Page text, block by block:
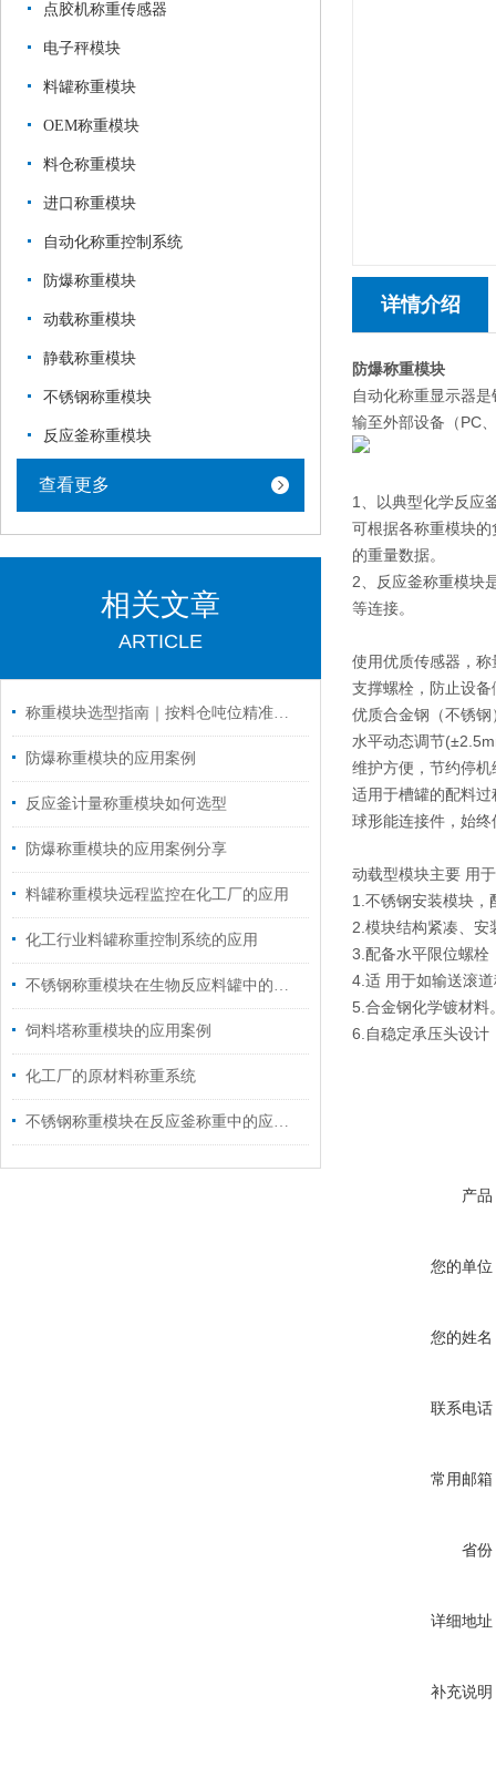
点胶机称重传感器
电子秤模块
料罐称重模块
OEM称重模块
料仓称重模块
进口称重模块
自动化称重控制系统
防爆称重模块
动载称重模块
静载称重模块
不锈钢称重模块
反应釜称重模块
查看更多
相关文章
ARTICLE
称重模块选型指南｜按料仓吨位精准选配方案（苏州金钻称重）
防爆称重模块的应用案例
反应釜计量称重模块如何选型
防爆称重模块的应用案例分享
料罐称重模块远程监控在化工厂的应用
化工行业料罐称重控制系统的应用
不锈钢称重模块在生物反应料罐中的应用
饲料塔称重模块的应用案例
化工厂的原材料称重系统
不锈钢称重模块在反应釜称重中的应用案例
详情介绍
防爆称重模块
自动化称重显示器
输至外部设备（PC
1、以典型化学反应
可根据各称重模块
的重量数据。
2、反应釜称重模块
等连接。
使用优质传感器，称
支撑螺栓，防止设备
优质合金钢（不锈
水平动态调节
维护方便，节约停机
适用于槽罐的配料过
球形能连接件，始
动载型模块主要 用
1.不锈钢安装模块
2.模块结构紧凑、安
3.配备水平限位螺栓
4.适 用于如输送滚
5.合金钢化学镀材料
6.自稳定承压头设计
产品
您的单位
您的姓名
联系电话
常用邮箱
省份
详细地址
补充说明